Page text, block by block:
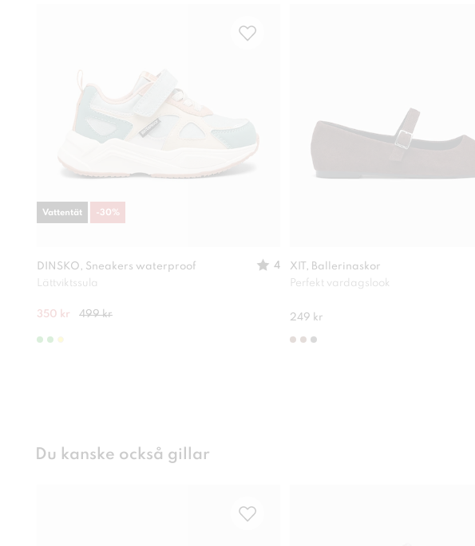
DINSKO, Sneakers waterproof
4
Lättviktssula
350 kr 499 kr
Vattentät -30%
XIT, Ballerinaskor
Perfekt vardagslook
249 kr
Du kanske också gillar